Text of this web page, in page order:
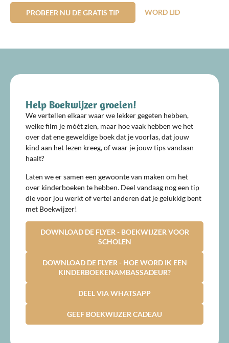
PROBEER NU DE GRATIS TIP WORD LID
Help Boekwijzer groeien!
We vertellen elkaar waar we lekker gegeten hebben,
welke film je móét zien, maar hoe vaak hebben we het
over dat ene geweldige boek dat je voorlas, dat jouw
kind aan het lezen kreeg, of waar je jouw tips vandaan
haalt?
Laten we er samen een gewoonte van maken om het
over kinderboeken te hebben. Deel vandaag nog een tip
die voor jou werkt of vertel anderen dat je gelukkig bent
met Boekwijzer!
DOWNLOAD DE FLYER - BOEKWIJZER VOOR
SCHOLEN
DOWNLOAD DE FLYER - HOE WORD IK EEN
KINDERBOEKENAMBASSADEUR?
DEEL VIA WHATSAPP
GEEF BOEKWIJZER CADEAU